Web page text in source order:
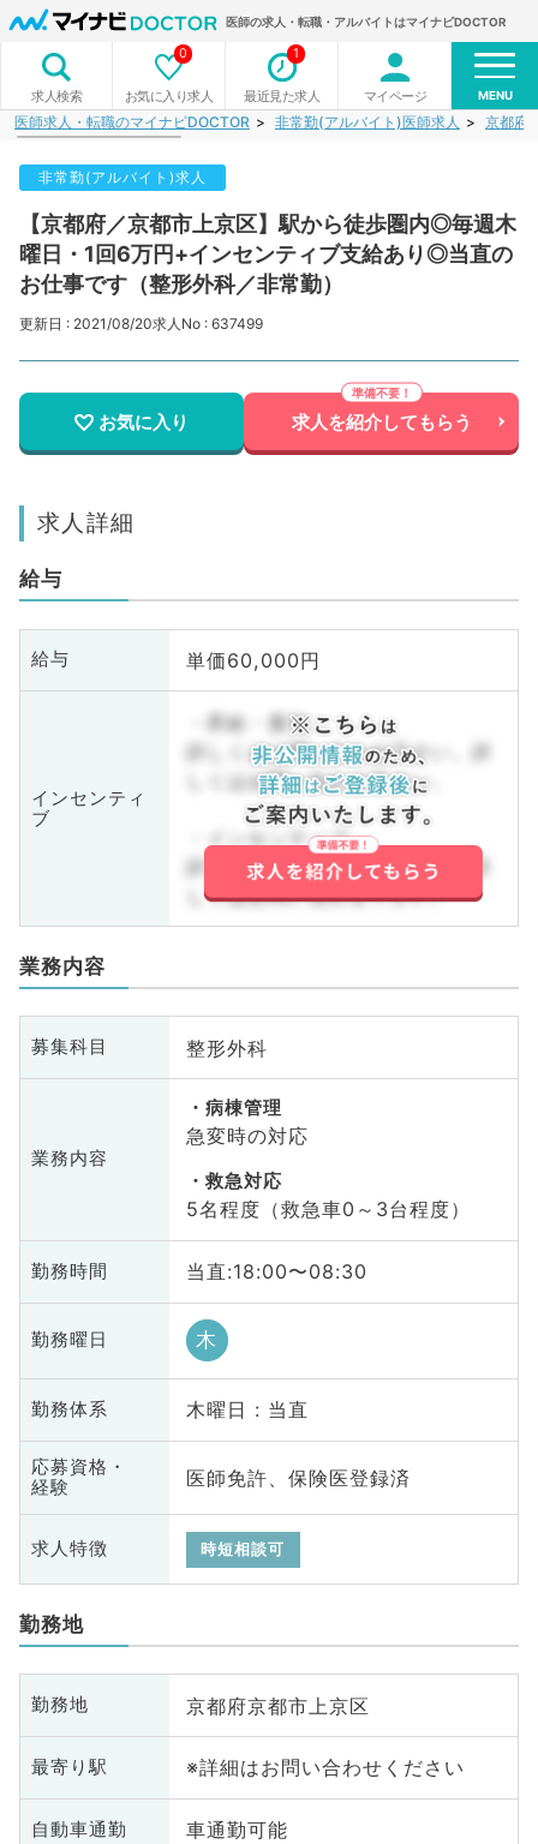
医師の求人・転職・アルバイトはマイナビDOCTOR
求人検索 お気に入り求人
0
最近見た求人
1
マイページ MENU
医師求人・転職のマイナビDOCTOR 非常勤(アルバイト)医師求人 京都府
非常勤(アルバイト)求人
【京都府／京都市上京区】駅から徒歩圏内◎毎週木
曜日・1回6万円+インセンティブ支給あり◎当直の
お仕事です（整形外科／非常勤）
更新日 : 2021/08/20求人No : 637499
お気に入り 求人を紹介してもらう
求人詳細
給与
給与 単価60,000円
インセンティ
ブ
・昇給・賞与
詳しくはお問い合わせ下さい。詳
しくはお問い合わせ下さい。
・インセンティブ
詳しくはお問い合わせ下さい。詳
しくはお問い合わせ下さい。
業務内容
募集科目 整形外科
業務内容
病棟管理
急変時の対応
救急対応
5名程度（救急車0～3台程度）
勤務時間 当直:18:00〜08:30
勤務曜日 木
勤務体系 木曜日 : 当直
応募資格・
経験
医師免許、保険医登録済
求人特徴 時短相談可
勤務地
勤務地 京都府京都市上京区
最寄り駅 ※詳細はお問い合わせください
自動車通勤 車通勤可能